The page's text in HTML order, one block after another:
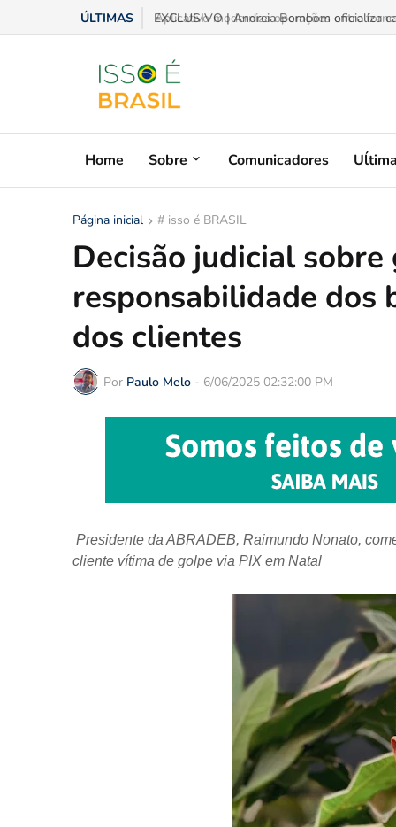
ÚLTIMAS Aplicativo moderniza operações entre
Home Sobre Comunicadores
Página inicial # isso é BRASIL
Decisão judicial
responsabilidade dos
dos clientes
Por Paulo Melo - 6/06/2025 02:32:00 PM
Presidente da ABRADEB, Raimundo Nonato,
cliente vítima de golpe via PIX em Natal